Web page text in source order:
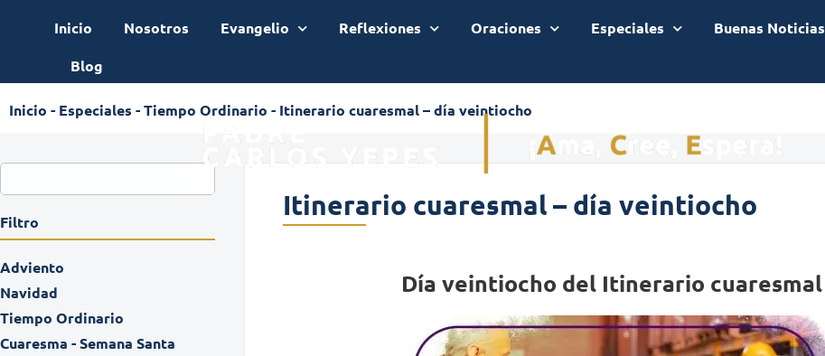
Inicio Nosotros Evangelio Reflexiones Oraciones Especiales
Buenas Noticias
Blog
Inicio - Especiales -Tiempo Ordinario - Itinerario cuaresmal – día veintiocho
Filtro
Adviento
Navidad
Tiempo Ordinario
Cuaresma - Semana Santa
Itinerario cuaresmal – día veintiocho
Día veintiocho del Itinerario cuaresmal